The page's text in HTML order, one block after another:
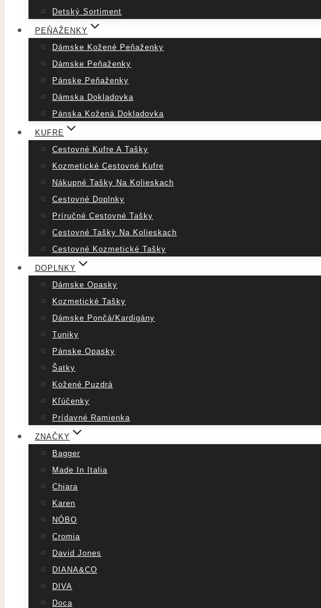
Detský Sortiment
PEŇAŽENKY
Dámske Kožené Peňaženky
Dámske Peňaženky
Pánske Peňaženky
Dámska Dokladovka
Pánska Kožená Dokladovka
KUFRE
Cestovné Kufre A Tašky
Kozmetické Cestovné Kufre
Nákupné Tašky Na Kolieskach
Cestovné Doplnky
Príručné Cestovné Tašky
Cestovné Tašky Na Kolieskach
Cestovné Kozmetické Tašky
DOPLNKY
Dámske Opasky
Kozmetické Tašky
Dámske Pončá/Kardigány
Tuniky
Pánske Opasky
Šatky
Kožené Puzdrá
Kľúčenky
Prídavné Ramienka
ZNAČKY
Bagger
Made In Italia
Chiara
Karen
NÓBO
Cromia
David Jones
DIANA&CO
DIVA
Doca